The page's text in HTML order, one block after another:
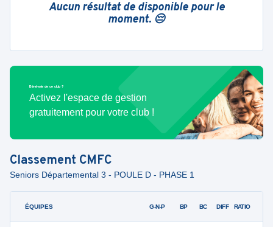
Aucun résultat de disponible pour le
moment. 😔
Bénévole de ce club ?
Activez l'espace de gestion
gratuitement pour votre club !
Classement CMFC
Seniors Départemental 3 - POULE D - PHASE 1
ÉQUIPES G-N-P BP BC DIFF RATIO